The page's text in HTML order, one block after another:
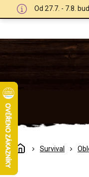
Od 27.7. - 7.8.
DomůSurvival